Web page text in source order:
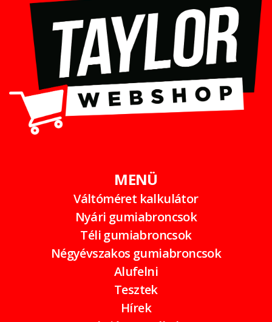
MENÜ
Váltóméret kalkulátor
Nyári gumiabroncsok
Téli gumiabroncsok
Négyévszakos gumiabroncsok
Alufelni
Tesztek
Hírek